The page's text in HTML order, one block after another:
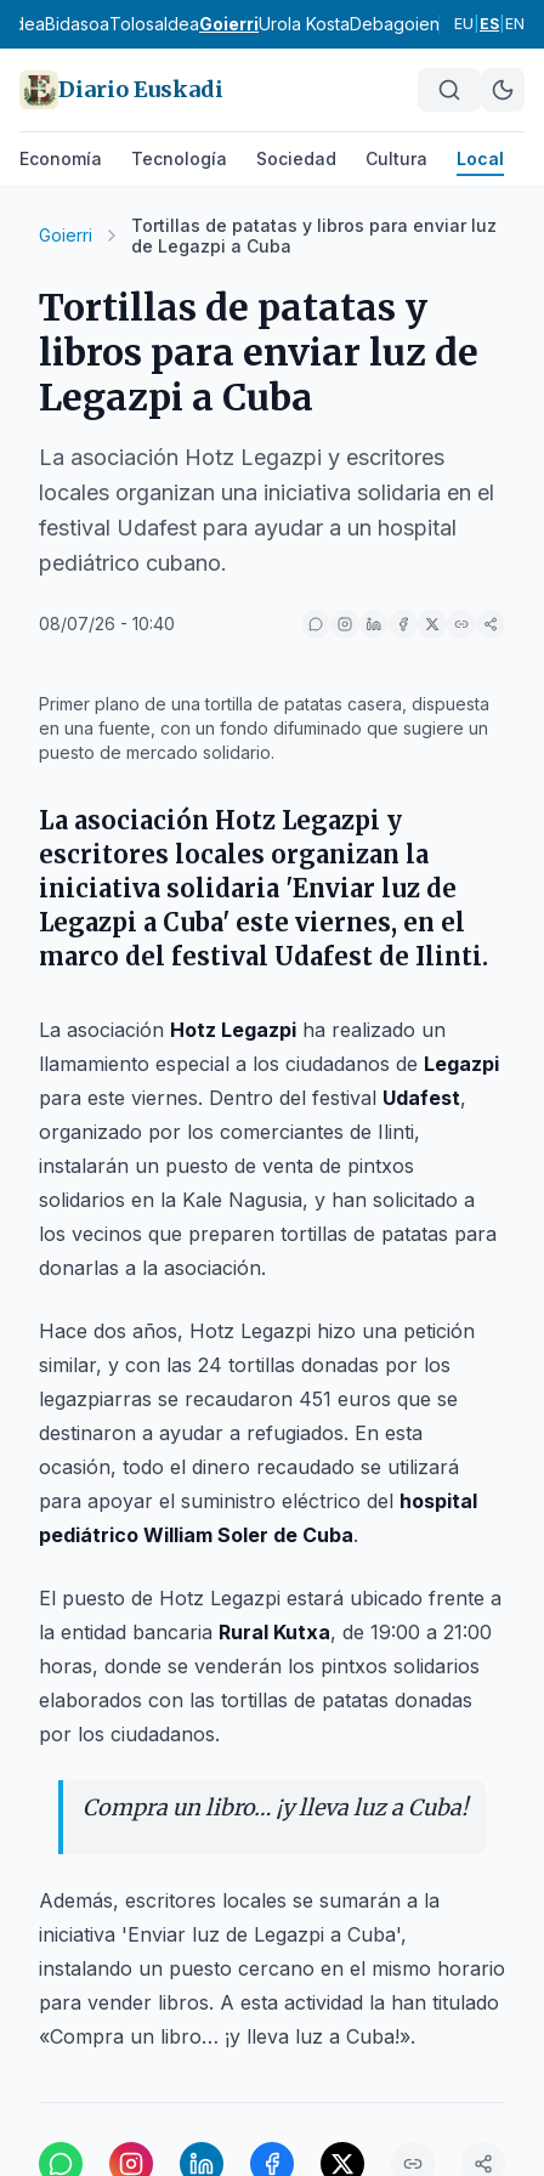
BidasoaTolosaldeaGoierriUrola KostaDebagoiena EU ES EN
Diario Euskadi
Economía Tecnología Sociedad Cultura Local
Goierri
Tortillas de patatas y libros para enviar luz
de Legazpi a Cuba
Tortillas de patatas y
libros para enviar luz de
Legazpi a Cuba
La asociación Hotz Legazpi y escritores
locales organizan una iniciativa solidaria en el
festival Udafest para ayudar a un hospital
pediátrico cubano.
08/07/26 - 10:40
Primer plano de una tortilla de patatas casera, dispuesta
en una fuente, con un fondo difuminado que sugiere un
puesto de mercado solidario.
La asociación Hotz Legazpi y
escritores locales organizan la
iniciativa solidaria 'Enviar luz de
Legazpi a Cuba' este viernes, en el
marco del festival Udafest de Ilinti.
La asociación Hotz Legazpi ha realizado un
llamamiento especial a los ciudadanos de Legazpi
para este viernes. Dentro del festival Udafest,
organizado por los comerciantes de Ilinti,
instalarán un puesto de venta de pintxos
solidarios en la Kale Nagusia, y han solicitado a
los vecinos que preparen tortillas de patatas para
donarlas a la asociación.
Hace dos años, Hotz Legazpi hizo una petición
similar, y con las 24 tortillas donadas por los
legazpiarras se recaudaron 451 euros que se
destinaron a ayudar a refugiados. En esta
ocasión, todo el dinero recaudado se utilizará
para apoyar el suministro eléctrico del hospital
pediátrico William Soler de Cuba.
El puesto de Hotz Legazpi estará ubicado frente a
la entidad bancaria Rural Kutxa, de 19:00 a 21:00
horas, donde se venderán los pintxos solidarios
elaborados con las tortillas de patatas donadas
por los ciudadanos.
Compra un libro… ¡y lleva luz a Cuba!
Además, escritores locales se sumarán a la
iniciativa 'Enviar luz de Legazpi a Cuba',
instalando un puesto cercano en el mismo horario
para vender libros. A esta actividad la han titulado
«Compra un libro… ¡y lleva luz a Cuba!».